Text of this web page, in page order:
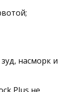
насморк и